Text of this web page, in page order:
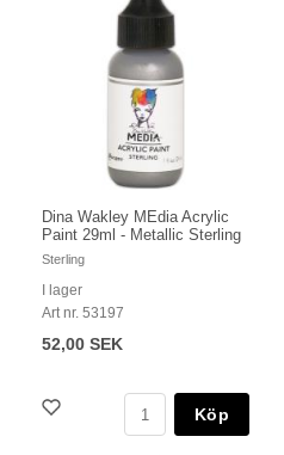
Dina Wakley MEdia Acrylic
Paint 29ml - Metallic Sterling
Sterling
I lager
Art nr. 53197
52,00 SEK
Köp